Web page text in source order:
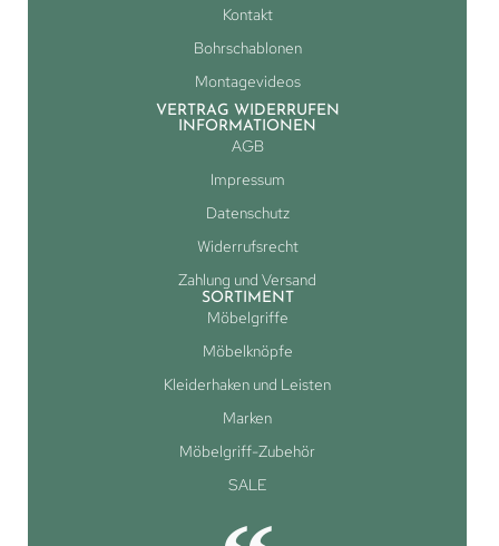
Kontakt
Bohrschablonen
Montagevideos
VERTRAG WIDERRUFEN
INFORMATIONEN
AGB
Impressum
Datenschutz
Widerrufsrecht
Zahlung und Versand
SORTIMENT
Möbelgriffe
Möbelknöpfe
Kleiderhaken und Leisten
Marken
Möbelgriff-Zubehör
SALE